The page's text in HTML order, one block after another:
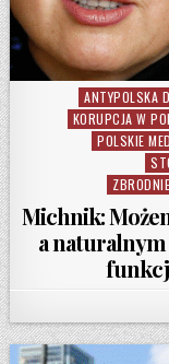
Posted in
ANTYPOLSKA
KORUPCJA W
POLSKIE
Michnik:
a